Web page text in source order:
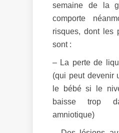
semaine de la
comporte
risques, dont les
sont :
– La perte de
(qui peut devenir
le bébé si le
baisse trop
amniotique)